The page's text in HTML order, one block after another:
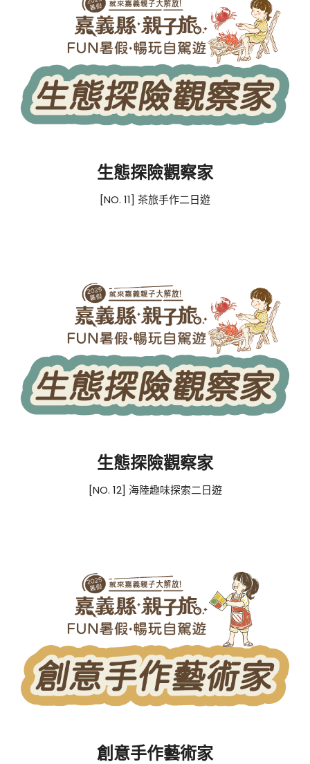
生態探險觀察家
[NO. 11] 茶旅手作二日遊
生態探險觀察家
[NO. 12] 海陸趣味探索二日遊
創意手作藝術家